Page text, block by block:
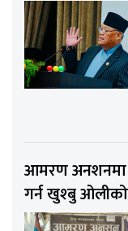
आमरण अनशनमा
गर्न खुश्बु